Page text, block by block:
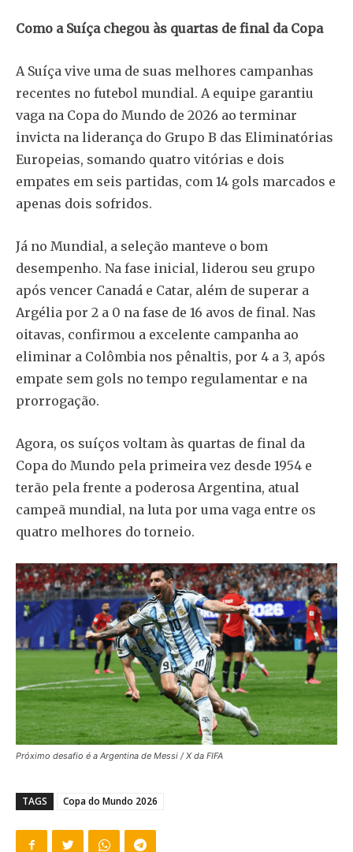
Como a Suíça chegou às quartas de final da Copa
A Suíça vive uma de suas melhores campanhas
recentes no futebol mundial. A equipe garantiu
vaga na Copa do Mundo de 2026 ao terminar
invicta na liderança do Grupo B das Eliminatórias
Europeias, somando quatro vitórias e dois
empates em seis partidas, com 14 gols marcados e
apenas dois sofridos.
Já no Mundial, a seleção manteve o bom
desempenho. Na fase inicial, liderou seu grupo
após vencer Canadá e Catar, além de superar a
Argélia por 2 a 0 na fase de 16 avos de final. Nas
oitavas, confirmou a excelente campanha ao
eliminar a Colômbia nos pênaltis, por 4 a 3, após
empate sem gols no tempo regulamentar e na
prorrogação.
Agora, os suíços voltam às quartas de final da
Copa do Mundo pela primeira vez desde 1954 e
terão pela frente a poderosa Argentina, atual
campeã mundial, na luta por uma vaga entre os
quatro melhores do torneio.
Próximo desafio é a Argentina de Messi / X da FIFA
TAGS Copa do Mundo 2026